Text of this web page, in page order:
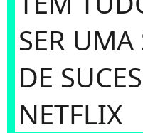
SER UMA
DE
NETFLIX